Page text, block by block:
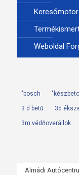
Weboldal
"bosch
3 d betű 3d
3m védőoverállok
Almádi